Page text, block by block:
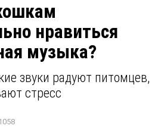
нравиться
музыка?
звуки радуют питомцев,
стресс